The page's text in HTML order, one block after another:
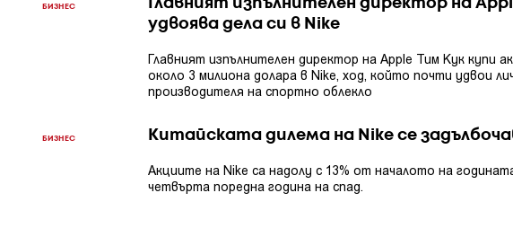
БИЗНЕС
Главният изпълнителен директор на
удвоява дела си в Nike
Главният изпълнителен директор на Apple Тим Кук купи
около 3 милиона долара в Nike, ход, който почти удвои
производителя на спортно облекло
БИЗНЕС Китайската дилема на Nike се
Акциите на Nike са надолу с 13% от началото на
четвърта поредна година на спад.